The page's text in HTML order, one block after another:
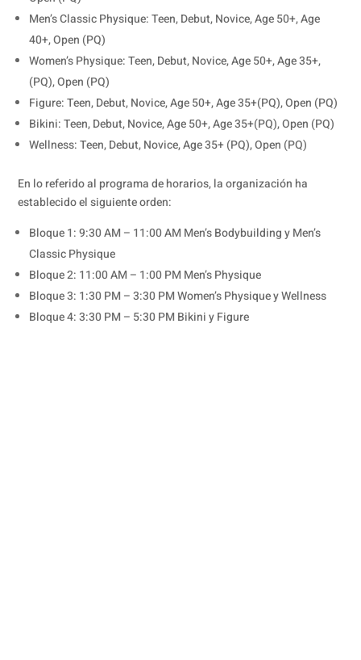
Men’s Classic Physique: Teen, Debut, Novice, Age 50+, Age
40+, Open (PQ)
Women’s Physique: Teen, Debut, Novice, Age 50+, Age 35+,
(PQ), Open (PQ)
Figure: Teen, Debut, Novice, Age 50+, Age 35+(PQ), Open (PQ)
Bikini: Teen, Debut, Novice, Age 50+, Age 35+(PQ), Open (PQ)
Wellness: Teen, Debut, Novice, Age 35+ (PQ), Open (PQ)
En lo referido al programa de horarios, la organización ha
establecido el siguiente orden:
Bloque 1: 9:30 AM – 11:00 AM Men’s Bodybuilding y Men’s
Classic Physique
Bloque 2: 11:00 AM – 1:00 PM Men’s Physique
Bloque 3: 1:30 PM – 3:30 PM Women’s Physique y Wellness
Bloque 4: 3:30 PM – 5:30 PM Bikini y Figure